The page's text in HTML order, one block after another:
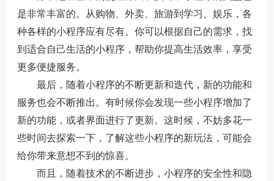
是非常丰富的。从购物、外卖、旅游到学习、娱乐，各
种各样的小程序应有尽有。你可以根据自己的需求，找
到适合自己生活的小程序，帮助你提高生活效率，享受
更多便捷服务。
最后，随着小程序的不断更新和迭代，新的功能和
服务也会不断推出。有时候你会发现一些小程序增加了
新的功能，或者界面进行了更新。这时候，不妨多花一
些时间去探索一下，了解这些小程序的新玩法，可能会
给你带来意想不到的惊喜。
而且，随着技术的不断进步，小程序的安全性和隐